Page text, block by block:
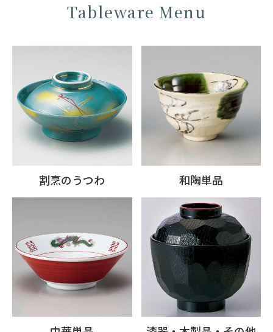
Tableware Menu
割烹のうつわ 和陶単品